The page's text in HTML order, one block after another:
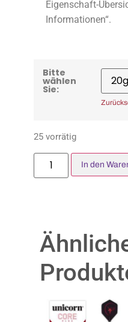
Eigenschaft-
Informationen“.
Bitte
wählen
Sie:
25 vorrätig
In den